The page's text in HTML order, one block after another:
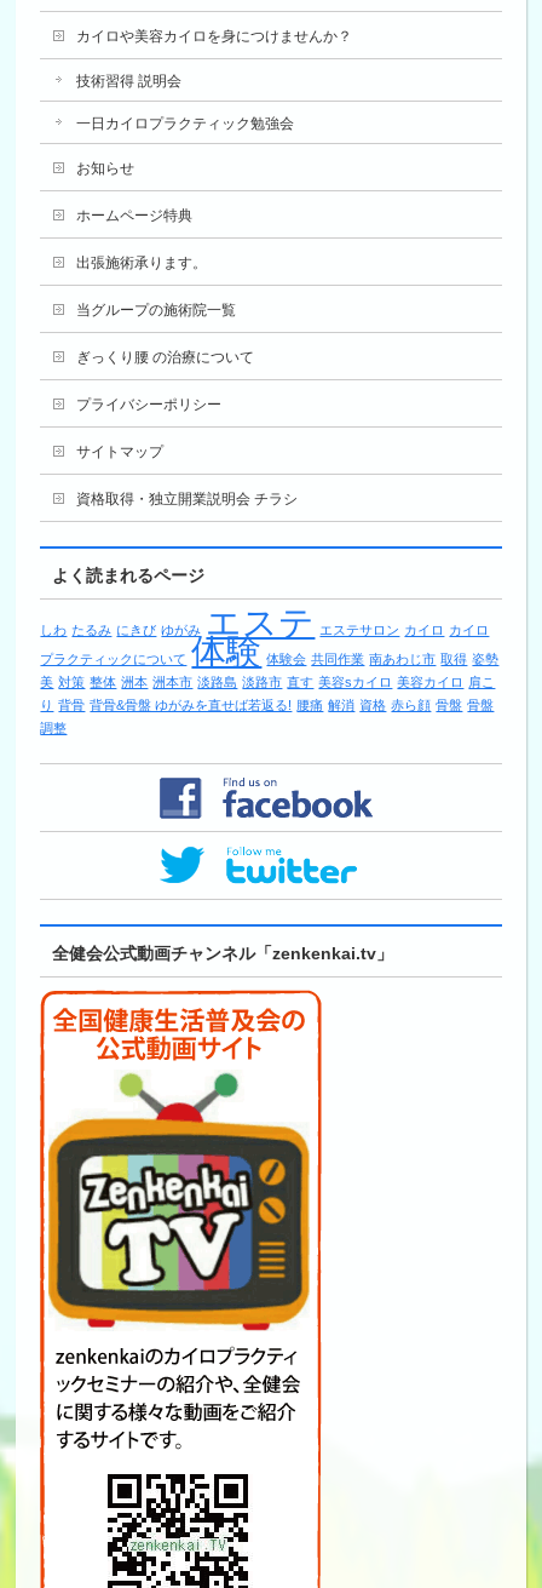
カイロや美容カイロを身につけませんか？
技術習得 説明会
一日カイロプラクティック勉強会
お知らせ
ホームページ特典
出張施術承ります。
当グループの施術院一覧
ぎっくり腰 の治療について
プライバシーポリシー
サイトマップ
資格取得・独立開業説明会 チラシ
よく読まれるページ
しわ たるみ にきび ゆがみ エステ エステサロン カイロ カイロ
プラクティックについて 体験 体験会 共同作業 南あわじ市 取得 姿勢
美 対策 整体 洲本 洲本市 淡路島 淡路市 直す 美容sカイロ 美容カイロ 肩こ
り 背骨 背骨&骨盤 ゆがみを直せば若返る! 腰痛 解消 資格 赤ら顔 骨盤 骨盤
調整
全健会公式動画チャンネル「zenkenkai.tv」